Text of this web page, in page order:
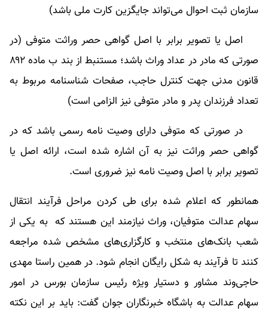
سازمان ثبت احوال می‌تواند جایگزین کارت ملی باشد)
اصل یا تصویر برابر با اصل گواهی حصر وراثت متوفی (در
صورتی که مادر در عداد وراث باشد؛ مستنبط از بند ب ماده ۸۹۲
قانون مدنی جهت کنترل حاجب، صفحات شناسنامه مربوط به
تعداد فرزندان پدر و مادر متوفی نیز الزامی است)
در صورتی که متوفی دارای وصیت نامه رسمی باشد که در
گواهی حصر وراثت نیز به آن اشاره شده است، ارائه اصل یا
تصویر برابر با اصل وصیت نامه نیز ضروری است.
همانطور که اعلام شده برای طی کردن مراحل فرآیند انتقال
سهام عدالت متوفیان، وراث نیازمند این هستند که به یکی از
شعب بانک‌های منتخب و کارگزاری‌های مشخص شده مراجعه
کنند تا فرآیند به شکل رایگان انجام شود. در همین راستا مهدی
حاجی‌وند مشاور و دستیار ویژه رئیس سازمان بورس در امور
سهام عدالت به باشگاه خبرنگاران جوان گفت: باید بر این نکته